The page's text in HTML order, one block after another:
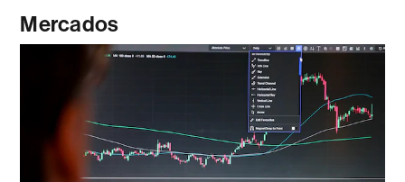
Mercados